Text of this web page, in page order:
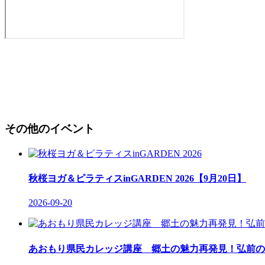
その他のイベント
秋桜ヨガ＆ピラティスinGARDEN 2026【9月20日】
2026-09-20
あおもり県民カレッジ講座 郷土の魅力再発見！弘前